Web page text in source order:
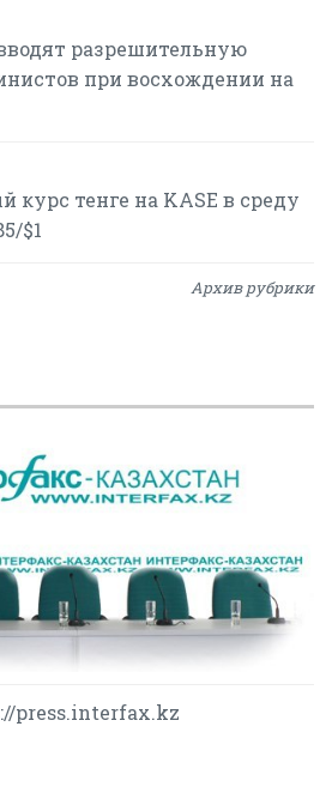
разрешительную
при восхождении на
курс тенге на KASE в среду
$1
Архив рубрики
press.interfax.kz